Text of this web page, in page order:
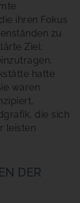
ihren Fokus
zu
Ziel:
hatte
waren
die sich
leisten
DER